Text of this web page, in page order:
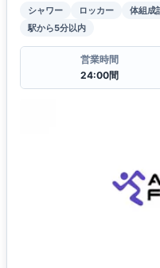
シャワー ロッカー 体組成
駅から5分以内
営業時間
24:00間